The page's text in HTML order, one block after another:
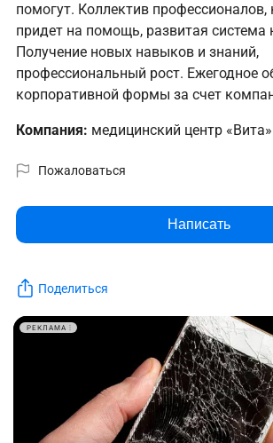
помогут. Коллектив профессионалов,
придет на помощь, развитая система
Получение новых навыков и знаний,
профессиональный рост. Ежегодное
корпоративной формы за счет
Компания: медицинский центр
Пожаловаться
Написать
Поделиться
РЕКЛАМА